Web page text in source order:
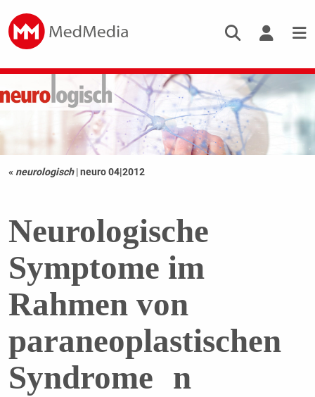
« neurologisch |neuro 04|2012
Neurologische
Symptome im
Rahmen von
paraneoplastischen
Syndrome n